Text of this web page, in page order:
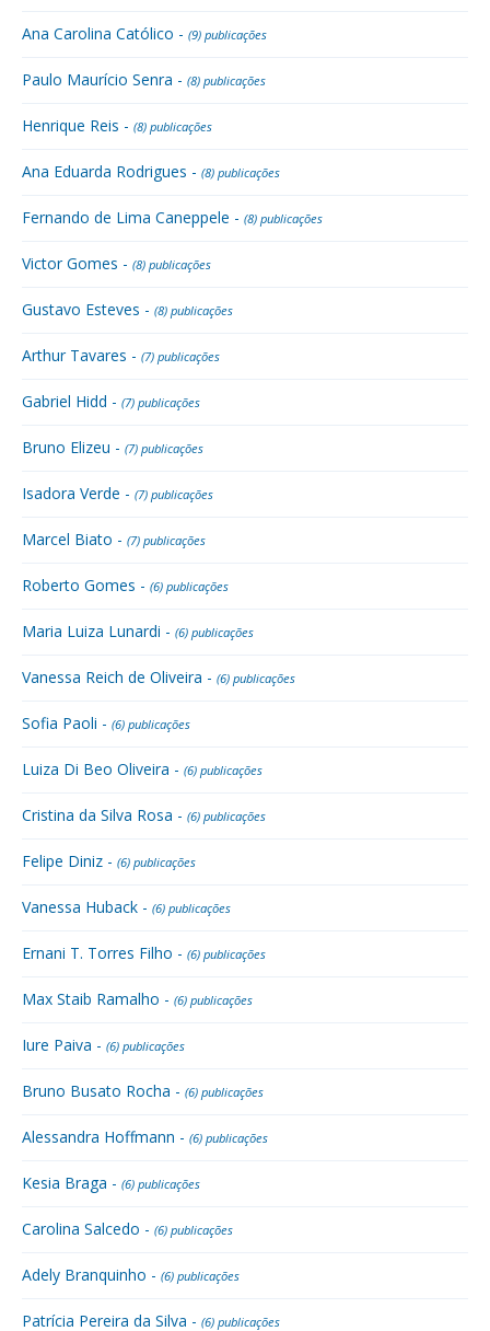
Ana Carolina Católico - (9) publicações
Paulo Maurício Senra - (8) publicações
Henrique Reis - (8) publicações
Ana Eduarda Rodrigues - (8) publicações
Fernando de Lima Caneppele - (8) publicações
Victor Gomes - (8) publicações
Gustavo Esteves - (8) publicações
Arthur Tavares - (7) publicações
Gabriel Hidd - (7) publicações
Bruno Elizeu - (7) publicações
Isadora Verde - (7) publicações
Marcel Biato - (7) publicações
Roberto Gomes - (6) publicações
Maria Luiza Lunardi - (6) publicações
Vanessa Reich de Oliveira - (6) publicações
Sofia Paoli - (6) publicações
Luiza Di Beo Oliveira - (6) publicações
Cristina da Silva Rosa - (6) publicações
Felipe Diniz - (6) publicações
Vanessa Huback - (6) publicações
Ernani T. Torres Filho - (6) publicações
Max Staib Ramalho - (6) publicações
Iure Paiva - (6) publicações
Bruno Busato Rocha - (6) publicações
Alessandra Hoffmann - (6) publicações
Kesia Braga - (6) publicações
Carolina Salcedo - (6) publicações
Adely Branquinho - (6) publicações
Patrícia Pereira da Silva - (6) publicações